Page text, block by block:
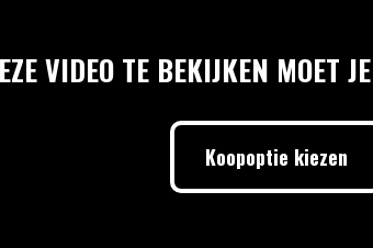
VIDEO TE BEKIJKEN MOET
Koopoptie kiezen